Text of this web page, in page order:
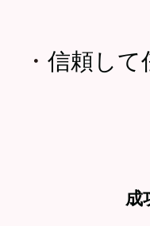
・ 信頼して
成